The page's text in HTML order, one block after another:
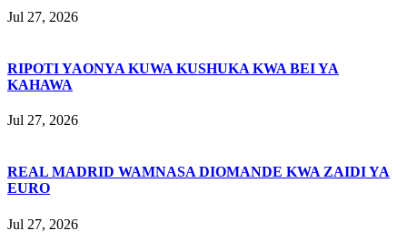
Jul 27, 2026
RIPOTI YAONYA KUWA KUSHUKA KWA BEI YA
KAHAWA
Jul 27, 2026
REAL MADRID WAMNASA DIOMANDE KWA ZAIDI YA
EURO
Jul 27, 2026